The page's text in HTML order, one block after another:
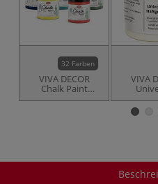
32 Farben
VIVA DECOR
Chalk Paint
Kreidefarbe,
VIVA